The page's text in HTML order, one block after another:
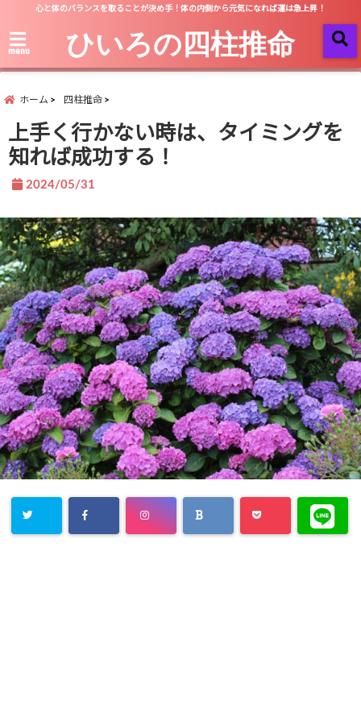
心と体のバランスを取ることが決め手！体の内側から元気になれば運は急上昇！
menu ひいろの四柱推命
ホーム 四柱推命
上手く行かない時は、タイミングを
知れば成功する！
2024/05/31